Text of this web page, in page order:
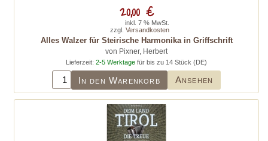
Alles Walzer für Steirische Harmonika in Griffschrift
von Pixner, Herbert
Lieferzeit: 2-5 Werktage für bis zu 14 Stück (DE)
In den Warenkorb Ansehen
20,00 €
inkl. 7 % MwSt.
zzgl. Versandkosten